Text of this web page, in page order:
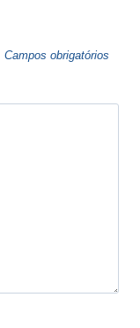
Campos obrigatórios